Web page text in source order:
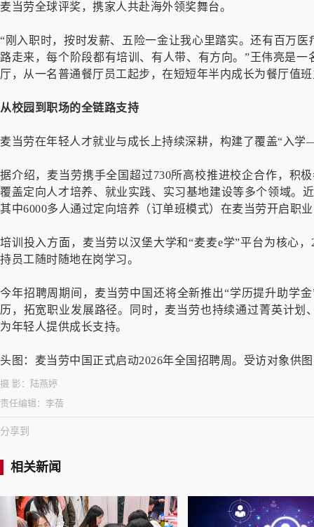
麦当劳全球评奖，携家人共赴海外领奖舞台。
“刚入职时，按时发薪、五险一金让我心里踏实。还有百万
路走来，每个阶段都有培训、有人带、有方向。”王伟亮是
厅，从一名普通餐厅员工起步，在短短年半内成长为餐厅值
从校园到职场的全链路支持
麦当劳在年轻人才就业与成长上持续深耕，构建了覆盖“入
据介绍，麦当劳携手全国超过730所高校推进校企合作，积
覆盖定向人才培养、就业实践、实习基地建设等多个领域。
其中6000多人通过定向培养（订单班模式）在麦当劳开启职
培训投入方面，麦当劳以汉堡大学和“麦麦e学”平台为核心
持员工随时随地在岗学习。
今年招聘周期间，麦当劳中国还将全新推出“学历提升助学
历，拓宽职业发展路径。同时，麦当劳也持续通过菁英计
为年轻人提供成长支持。
头图：麦当劳中国正式启动2026年全国招聘周。受访对象供图
摄 影：
陆燕婷
责任编辑： 李蓓
分享到
相关新闻